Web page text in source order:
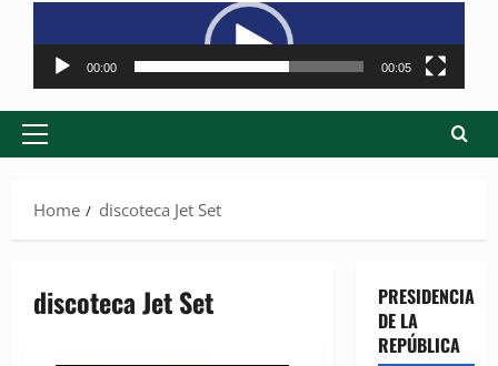
Reproductor
de
vídeo
00:00 00:05
Primary
Home
discoteca Jet Set
discoteca Jet Set
PRESIDENCIA
DE LA
REPÚBLICA